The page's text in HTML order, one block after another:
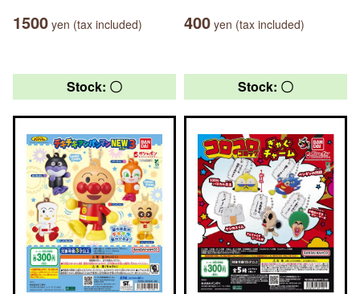
1500 yen (tax included) 400 yen (tax included)
Stock: 〇 Stock: 〇